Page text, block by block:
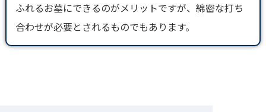
ふれるお墓にできるのがメリットですが、綿密な打ち
合わせが必要とされるものでもあります。